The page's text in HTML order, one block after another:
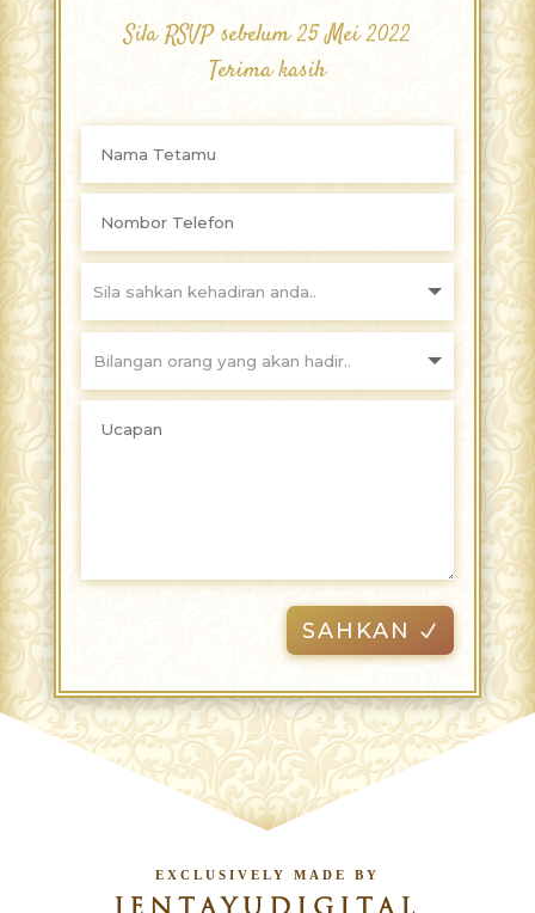
Sila RSVP sebelum 25 Mei 2022
Terima kasih
SAHKAN
EXCLUSIVELY MADE BY